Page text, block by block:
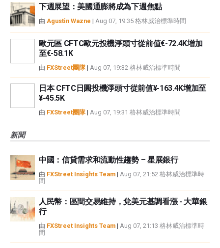
下週展望：美國通膨將成為下週焦點
由 Agustin Wazne | Aug 07, 19:35 格林威治標準時間
歐元區 CFTC歐元投機淨頭寸從前值€-72.4K增加
至€-58.1K
由 FXStreet團隊| Aug 07, 19:32 格林威治標準時間
日本 CFTC日圓投機淨頭寸從前值¥-163.4K增加至
¥-45.5K
由 FXStreet團隊| Aug 07, 19:31 格林威治標準時間
新聞
中國：信貸需求和流動性趨勢 – 星展銀行
由 FXStreet Insights Team | Aug 07, 21:52 格林威治標準時
間
人民幣：區間交易維持，兌美元基調看漲 - 大華銀
行
由 FXStreet Insights Team | Aug 07, 21:13 格林威治標準時
間